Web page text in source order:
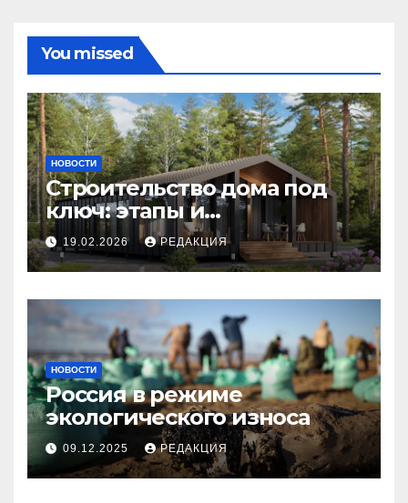
You missed
НОВОСТИ
Строительство дома под
ключ: этапы и
планирование бюджета
19.02.2026 РЕДАКЦИЯ
НОВОСТИ
Россия в режиме
экологического износа
09.12.2025 РЕДАКЦИЯ